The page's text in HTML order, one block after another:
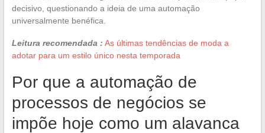
decisivo, questionando a ideia de uma automação
universalmente benéfica.
Leitura recomendada : As últimas tendências de moda a
adotar para um estilo único nesta temporada
Por que a automação de
processos de negócios se
impõe hoje como um alavanca